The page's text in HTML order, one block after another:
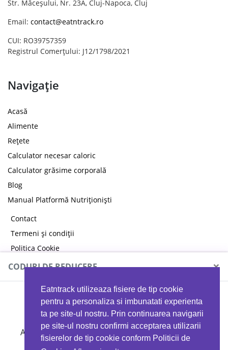
Eatntrack utilizeaza fisiere de tip cookie
pentru a personaliza si imbunatati experienta
ta pe site-ul nostru. Prin continuarea navigarii
pe site-ul nostru confirmi acceptarea utilizarii
fisierelor de tip cookie conform Politicii de
Str. Măceșului, Nr. 23A, Cluj-Napoca, Cluj
Email: contact@eatntrack.ro
CUI: RO39757359
Registrul Comerțului: J12/1798/2021
Navigație
Acasă
Alimente
Rețete
Calculator necesar caloric
Calculator grăsime corporală
Blog
Manual Platformă Nutriționiști
Contact
Termeni și condiții
Politica Cookie
Politica de confidențialitate
CODURI DE REDUCERE ×
MYPROTEIN
Ai 40%reducere la orice comandă folosind codul
EATTRACK